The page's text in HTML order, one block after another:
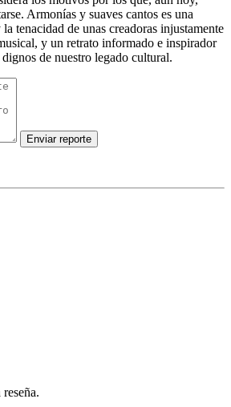
Armonías y suaves cantos es una
tenacidad de unas creadoras injustamente
y un retrato informado e inspirador
de nuestro legado cultural.
Enviar reporte